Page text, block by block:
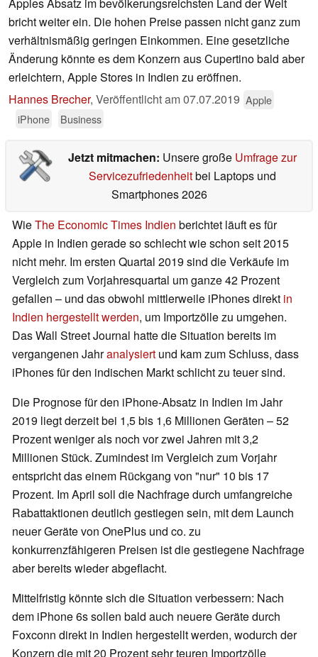
bricht weiter ein. Die hohen Preise passen nicht ganz zum
verhältnismäßig geringen Einkommen. Eine gesetzliche
Änderung könnte es dem Konzern aus Cupertino bald aber
erleichtern, Apple Stores in Indien zu eröffnen.
Hannes Brecher, Veröffentlicht am07.07.2019 Apple
iPhone
Business
Jetzt mitmachen: Unsere große Umfrage zur
Servicezufriedenheitbei Laptops und
Smartphones 2026
WieThe Economic Times Indien berichtet läuft es für
Apple in Indien gerade so schlecht wie schon seit 2015
nicht mehr. Im ersten Quartal 2019 sind die Verkäufe im
Vergleich zum Vorjahresquartal um ganze 42 Prozent
gefallen – und das obwohl mittlerweile iPhones direkt in
Indien hergestellt werden, um Importzölle zu umgehen.
Das Wall Street Journal hatte die Situation bereits im
vergangenen Jahranalysiert und kam zum Schluss, dass
iPhones für den indischen Markt schlicht zu teuer sind.
Die Prognose für den iPhone-Absatz in Indien im Jahr
2019 liegt derzeit bei 1,5 bis 1,6 Millionen Geräten – 52
Prozent weniger als noch vor zwei Jahren mit 3,2
Millionen Stück. Zumindest im Vergleich zum Vorjahr
entspricht das einem Rückgang von "nur" 10 bis 17
Prozent. Im April soll die Nachfrage durch umfangreiche
Rabattaktionen deutlich gestiegen sein, mit dem Launch
neuer Geräte von OnePlus und co. zu
konkurrenzfähigeren Preisen ist die gestiegene Nachfrage
aber bereits wieder abgeflacht.
Mittelfristig könnte sich die Situation verbessern: Nach
dem iPhone 6s sollen bald auch neuere Geräte durch
Foxconn direkt in Indien hergestellt werden, wodurch der
Konzern die mit 20 Prozent sehr teuren Importzölle